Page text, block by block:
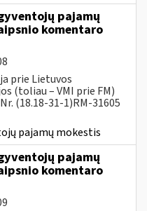
pajamų
komentaro
prie Lietuvos
(toliau – VMI prie FM)
(18.18-31-1)RM-31605
pajamų mokestis
pajamų
komentaro